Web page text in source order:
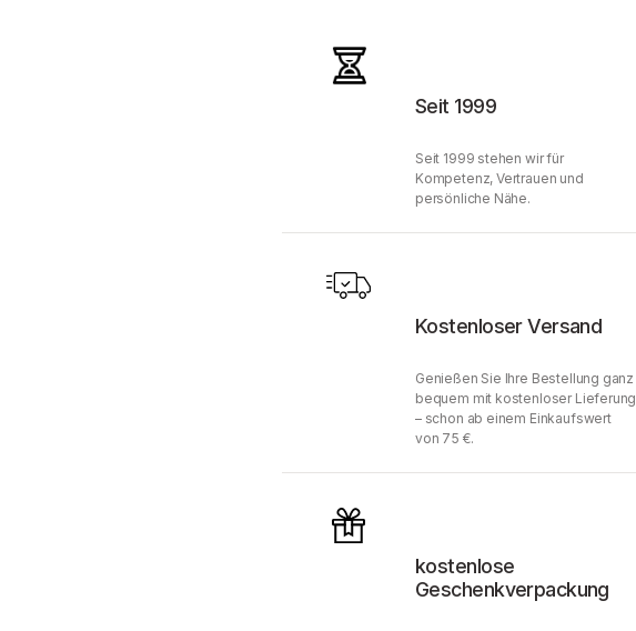
Seit 1999
Seit 1999 stehen wir für
Kompetenz, Vertrauen und
persönliche Nähe.
Kostenloser Versand
Genießen Sie Ihre Bestellung ganz
bequem mit kostenloser Lieferung
– schon ab einem Einkaufswert
von 75 €.
kostenlose
Geschenkverpackung